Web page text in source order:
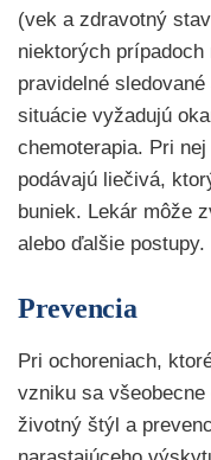
(vek a zdravotný
niektorých
pravidelné
situácie vyžadujú
chemoterapia. Pri
podávajú liečivá,
buniek. Lekár môže
alebo ďalšie postupy.
Prevencia
Pri ochoreniach,
vzniku sa
životný štýl a